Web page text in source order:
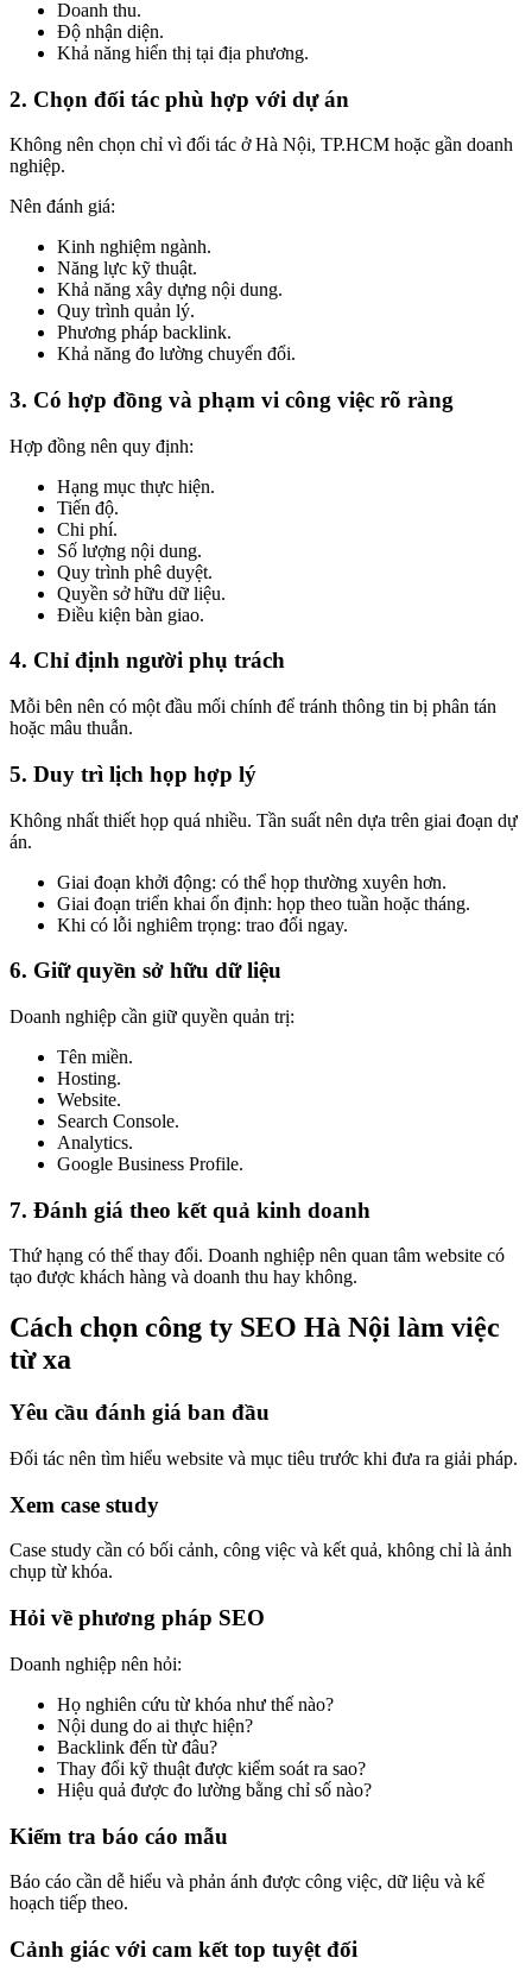
Doanh thu.
Độ nhận diện.
Khả năng hiển thị tại địa phương.
2. Chọn đối tác phù hợp với dự án
Không nên chọn chỉ vì đối tác ở Hà Nội, TP.HCM hoặc gần doanh
nghiệp.
Nên đánh giá:
Kinh nghiệm ngành.
Năng lực kỹ thuật.
Khả năng xây dựng nội dung.
Quy trình quản lý.
Phương pháp backlink.
Khả năng đo lường chuyển đổi.
3. Có hợp đồng và phạm vi công việc rõ ràng
Hợp đồng nên quy định:
Hạng mục thực hiện.
Tiến độ.
Chi phí.
Số lượng nội dung.
Quy trình phê duyệt.
Quyền sở hữu dữ liệu.
Điều kiện bàn giao.
4. Chỉ định người phụ trách
Mỗi bên nên có một đầu mối chính để tránh thông tin bị phân tán
hoặc mâu thuẫn.
5. Duy trì lịch họp hợp lý
Không nhất thiết họp quá nhiều. Tần suất nên dựa trên giai đoạn dự
án.
Giai đoạn khởi động: có thể họp thường xuyên hơn.
Giai đoạn triển khai ổn định: họp theo tuần hoặc tháng.
Khi có lỗi nghiêm trọng: trao đổi ngay.
6. Giữ quyền sở hữu dữ liệu
Doanh nghiệp cần giữ quyền quản trị:
Tên miền.
Hosting.
Website.
Search Console.
Analytics.
Google Business Profile.
7. Đánh giá theo kết quả kinh doanh
Thứ hạng có thể thay đổi. Doanh nghiệp nên quan tâm website có
tạo được khách hàng và doanh thu hay không.
Cách chọn công ty SEO Hà Nội làm việc
từ xa
Yêu cầu đánh giá ban đầu
Đối tác nên tìm hiểu website và mục tiêu trước khi đưa ra giải pháp.
Xem case study
Case study cần có bối cảnh, công việc và kết quả, không chỉ là ảnh
chụp từ khóa.
Hỏi về phương pháp SEO
Doanh nghiệp nên hỏi:
Họ nghiên cứu từ khóa như thế nào?
Nội dung do ai thực hiện?
Backlink đến từ đâu?
Thay đổi kỹ thuật được kiểm soát ra sao?
Hiệu quả được đo lường bằng chỉ số nào?
Kiểm tra báo cáo mẫu
Báo cáo cần dễ hiểu và phản ánh được công việc, dữ liệu và kế
hoạch tiếp theo.
Cảnh giác với cam kết top tuyệt đối